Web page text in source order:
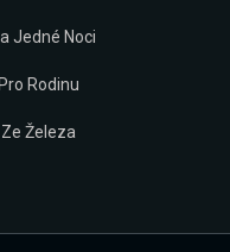
Jedné Noci
Rodinu
Železa